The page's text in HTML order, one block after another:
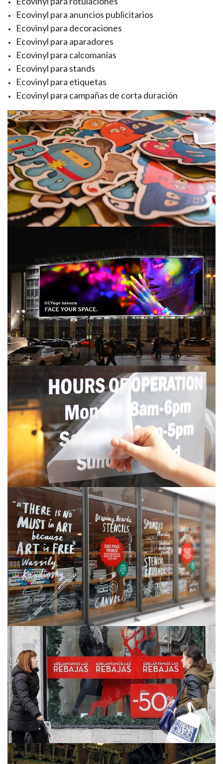
Ecovinyl para anuncios publicitarios
Ecovinyl para decoraciones
Ecovinyl para aparadores
Ecovinyl para calcomanías
Ecovinyl para stands
Ecovinyl para etiquetas
Ecovinyl para campañas de corta duración